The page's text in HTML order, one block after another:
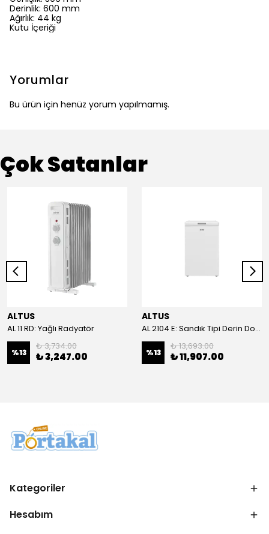
Derinlik: 600 mm
Ağırlık: 44 kg
Kutu İçeriği
Yorumlar
Bu ürün için henüz yorum yapılmamış.
Çok Satanlar
ALTUS
AL 11 RD: Yağlı Radyatör
%13
₺ 3,734.00
₺ 3,247.00
ALTUS
AL 2104 E: Sandık Tipi Derin Dondurucu
%13
₺ 13,693.00
₺ 11,907.00
Kategoriler
Hesabım